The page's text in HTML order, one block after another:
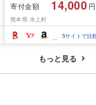
業務用 バーベキュー
BBQ おつまみ ギフト
祝い お中元 夏ギフト
寄付金額 14,000
熊本県 水上村
5サイトで比
もっと見る